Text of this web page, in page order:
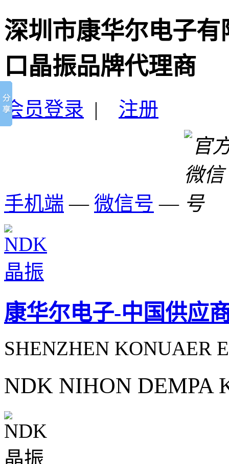
深圳市康华尔电子
口晶振品牌代理商
会员登录 | 注册
手机端 — 微信号 —
康华尔电子-中国供应
SHENZHEN KONUAER
NDK NIHON DEMPA